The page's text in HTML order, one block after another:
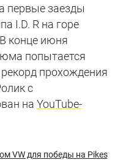
первые заезды
I.D. R на горе
конце июня
попытается
прохождения
с
на YouTube-
VW для победы на Pikes